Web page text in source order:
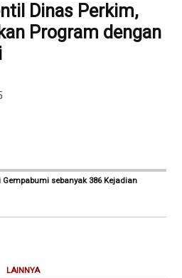
Dinas Perkim,
Program dengan
sebanyak 386 Kejadian
LAINNYA